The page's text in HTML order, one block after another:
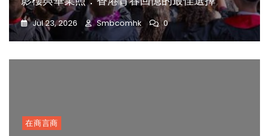
Jul 23, 2026 Smbcomhk 0
在商言商